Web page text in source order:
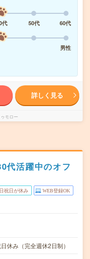
代 50代
60代
男性
詳しく見る
モロー
代活躍中のオフ
祝日が休み WEB登録OK
休み（完全週休2日制）